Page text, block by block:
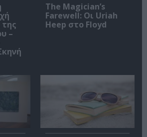
–
The Magician’s
Farewell: Οι Uriah
Heep στο Floyd